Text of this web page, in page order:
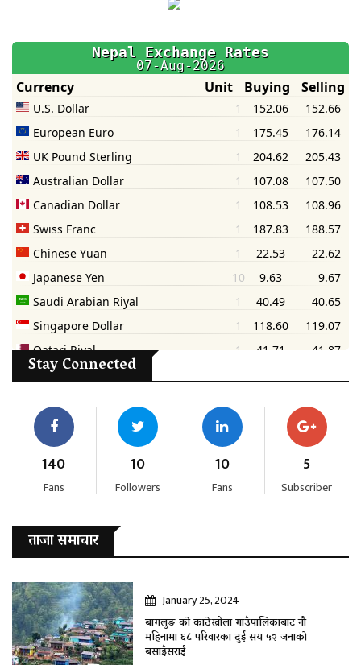
Stay Connected
140
Fans
10
Followers
10
Fans
5
Subscriber
ताजा समाचार
January 25, 2024
बागलुङ काे काठेखोला गाउँपालिकाबाट नौ
महिनामा ६८ परिवारका दुई सय ५२ जनाकाे
बसाइँसराई